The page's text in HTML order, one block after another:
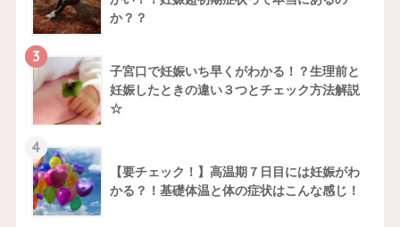
か？？
3
子宮口で妊娠いち早くがわかる！？生理前と
妊娠したときの違い３つとチェック方法解説
☆
4
【要チェック！】高温期７日目には妊娠がわ
かる？！基礎体温と体の症状はこんな感じ！